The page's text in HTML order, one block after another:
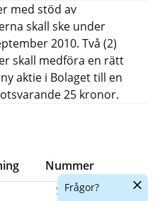
med stöd av
skall ske under
2010. Två (2)
skall medföra en rätt
aktie i Bolaget till en
25 kronor.
Nummer
SKV M 2009:26
Frågor?
Dölj